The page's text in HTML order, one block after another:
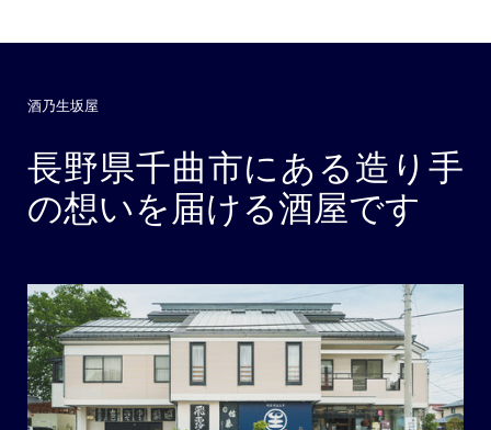
酒乃生坂屋
長野県千曲市にある造り手
の想いを届ける酒屋です